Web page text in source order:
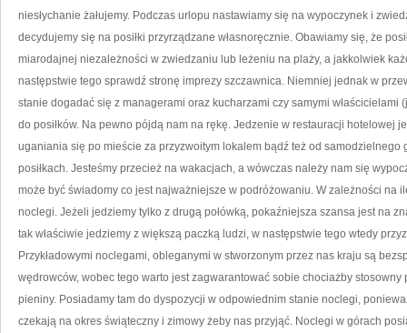
niesłychanie żałujemy. Podczas urlopu nastawiamy się na wypoczynek i
decydujemy się na posiłki przyrządzane własnoręcznie. Obawiamy się, że
miarodajnej niezależności w zwiedzaniu lub leżeniu na plaży, a jakkolwiek
następstwie tego sprawdź stronę imprezy szczawnica. Niemniej jednak w
stanie dogadać się z managerami oraz kucharzami czy samymi
do posiłków. Na pewno pójdą nam na rękę. Jedzenie w restauracji hotelowej
uganiania się po mieście za przyzwoitym lokalem bądź też od
posiłkach. Jesteśmy przecież na wakacjach, a wówczas należy nam się
może być świadomy co jest najważniejsze w podróżowaniu. W zależności na
noclegi. Jeżeli jedziemy tylko z drugą połówką, pokaźniejsza szansa jest na
tak właściwie jedziemy z większą paczką ludzi, w następstwie tego wtedy
Przykładowymi noclegami, obleganymi w stworzonym przez nas kraju są
wędrowców, wobec tego warto jest zagwarantować sobie chociażby
pieniny. Posiadamy tam do dyspozycji w odpowiednim stanie noclegi,
czekają na okres świąteczny i zimowy żeby nas przyjąć. Noclegi w górach